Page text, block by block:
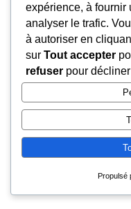
expérience, à fournir
analyser le trafic.
à autoriser en
sur Tout accepter
refuser pour
Propulsé